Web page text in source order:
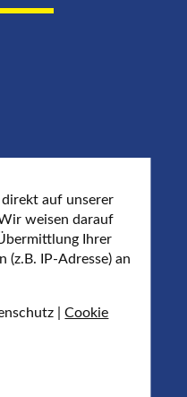
auf unserer
weisen darauf
Ihrer
(z.B. IP-Adresse) an
|Cookie